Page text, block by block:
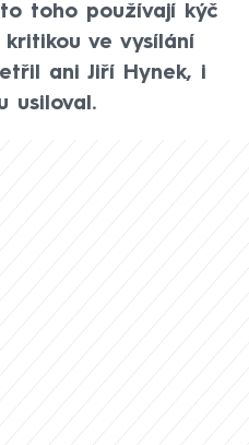
toho používají kýč
ve vysílání
ani Jiří Hynek, i
usiloval.